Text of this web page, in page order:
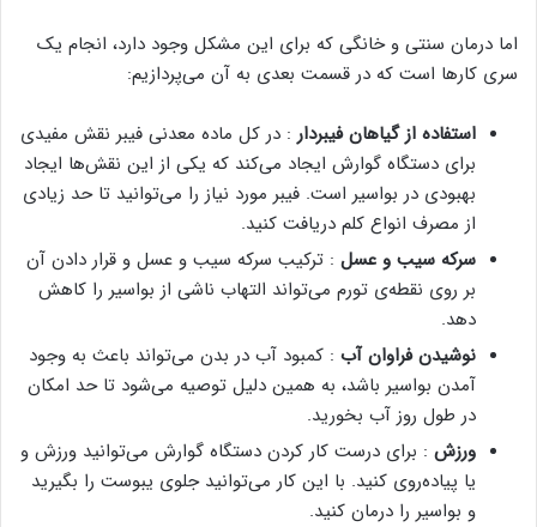
اما درمان سنتی و خانگی که برای این مشکل وجود دارد، انجام یک
سری کار‌ها است که در قسمت بعدی به آن می‌پردازیم:
استفاده از گیاهان فیبر‌دار : در کل ماده معدنی فیبر نقش مفیدی
برای دستگاه گوارش ایجاد می‌کند که یکی از این نقش‌ها ایجاد
بهبودی در بواسیر است. فیبر مورد نیاز را می‌توانید تا حد زیادی
از مصرف انواع کلم دریافت کنید.
سرکه سیب و عسل : ترکیب سرکه سیب و عسل و قرار دادن آن
بر روی نقطه‌ی تورم می‌تواند التهاب ناشی از بواسیر را کاهش
دهد.
نوشیدن فراوان آب : کمبود آب در بدن می‌تواند باعث به وجود
آمدن بواسیر باشد، به همین دلیل توصیه می‌شود تا حد امکان
در طول روز آب بخورید.
ورزش : برای درست کار کردن دستگاه گوارش می‌توانید ورزش و
یا پیاده‌روی کنید. با این کار می‌توانید جلوی یبوست را بگیرید
و بواسیر را درمان کنید.